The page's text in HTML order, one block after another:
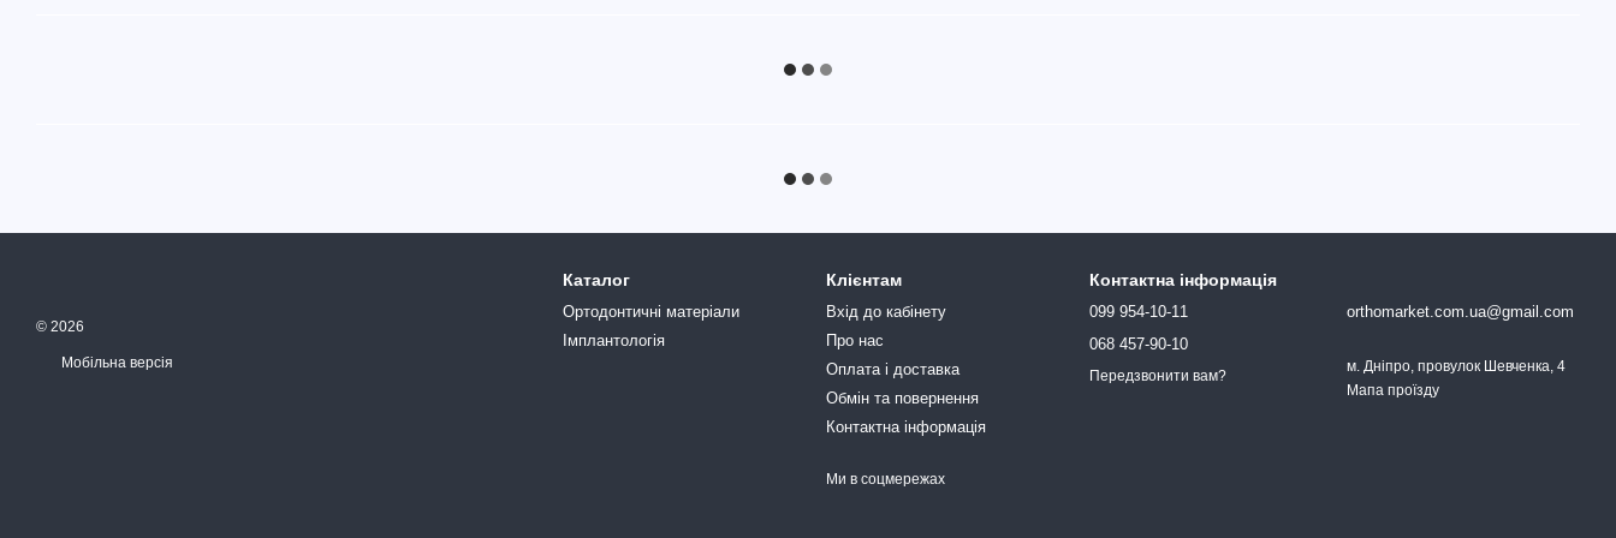
© 2026
Мобільна версія
Каталог
Ортодонтичні матеріали
Імплантологія
Клієнтам
Вхід до кабінету
Про нас
Оплата і доставка
Обмін та повернення
Контактна інформація
Ми в соцмережах
Контактна інформація
099 954-10-11
068 457-90-10
Передзвонити вам?
orthomarket.com.ua@gmail.com
м. Дніпро, провулок Шевченка, 4
Мапа проїзду